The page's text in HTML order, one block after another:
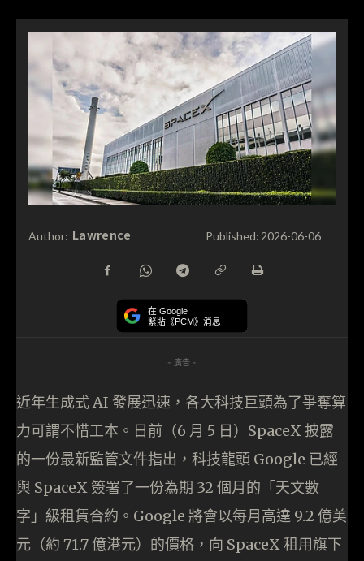
Author: Lawrence Published: 2026-06-06
在 Google
緊貼《PCM》消息
- 廣告 -
近年生成式 AI 發展迅速，各大科技巨頭為了爭奪算
力可謂不惜工本。日前（6 月 5 日）SpaceX 披露
的一份最新監管文件指出，科技龍頭 Google 已經
與 SpaceX 簽署了一份為期 32 個月的「天文數
字」級租賃合約。Google 將會以每月高達 9.2 億美
元（約 71.7 億港元）的價格，向 SpaceX 租用旗下